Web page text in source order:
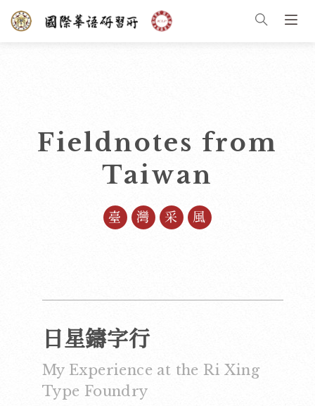
Fieldnotes from
Taiwan
臺灣采風
日星鑄字行
My Experience at the Ri Xing
Type Foundry